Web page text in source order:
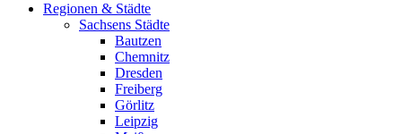
Regionen & Städte
Sachsens Städte
Bautzen
Chemnitz
Dresden
Freiberg
Görlitz
Leipzig